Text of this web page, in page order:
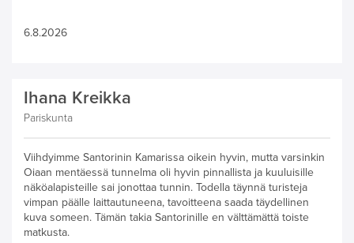
6.8.2026
Ihana Kreikka
Pariskunta
Viihdyimme Santorinin Kamarissa oikein hyvin, mutta varsinkin
Oiaan mentäessä tunnelma oli hyvin pinnallista ja kuuluisille
näköalapisteille sai jonottaa tunnin. Todella täynnä turisteja
vimpan päälle laittautuneena, tavoitteena saada täydellinen
kuva someen. Tämän takia Santorinille en välttämättä toiste
matkusta.